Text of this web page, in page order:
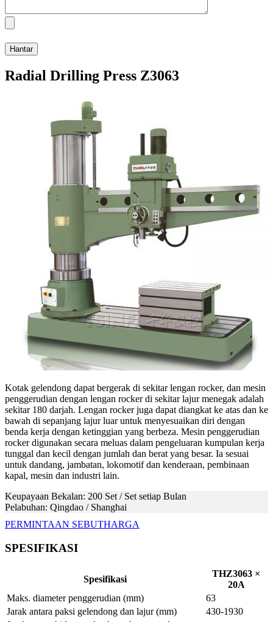
Radial Drilling Press Z3063
Kotak gelendong dapat bergerak di sekitar lengan rocker, dan mesin
penggerudian dengan lengan rocker di sekitar lajur menegak adalah
sekitar 180 darjah. Lengan rocker juga dapat diangkat ke atas dan ke
bawah di sepanjang lajur luar untuk menyesuaikan diri dengan
benda kerja dengan ketinggian yang berbeza. Mesin penggerudian
rocker digunakan secara meluas dalam pengeluaran kumpulan kerja
tunggal dan kecil dengan jumlah dan berat yang besar. Ia sesuai
untuk dandang, jambatan, lokomotif dan kenderaan, pembinaan
kapal, mesin dan industri lain.
Keupayaan Bekalan: 200 Set / Set setiap Bulan
Pelabuhan: Qingdao / Shanghai
PERMINTAAN SEBUTHARGA
SPESIFIKASI
Spesifikasi
THZ3063 ×
20A
Maks. diameter penggerudian (mm)
63
Jarak antara paksi gelendong dan lajur (mm)
430-1930